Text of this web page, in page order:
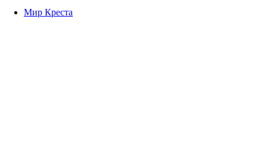
Мир Креста